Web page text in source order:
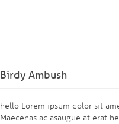
Birdy Ambush
hello Lorem ipsum dolor sit
Maecenas ac asaugue at erat